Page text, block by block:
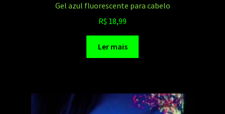
Gel azul fluorescente para cabelo
R$ 18,99
Ler mais